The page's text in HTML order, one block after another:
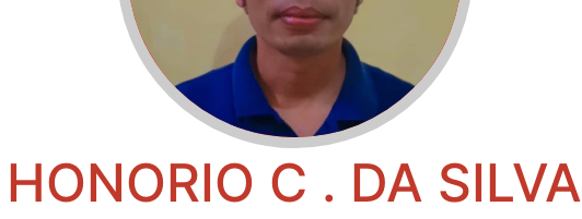
HONORIO C . DA SILVA